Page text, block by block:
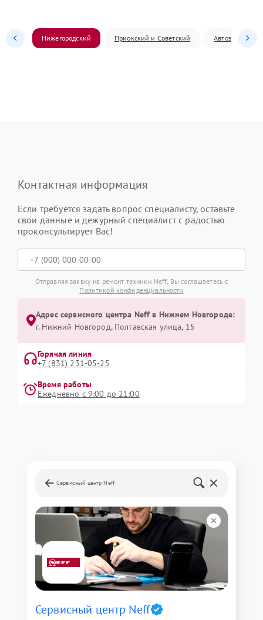
Нижегородский Приокский и Советский Автозаводский
Контактная информация
Если требуется задать вопрос специалисту, оставьте
свои данные и дежурный специалист с радостью
проконсультирует Вас!
Отправляя заявку на ремонт техники Neff, Вы соглашаетесь с
Политикой конфиденциальности
Адрес сервисного центра Neff в Нижнем Новгороде:
г. Нижний Новгород, Полтавская улица, 15
Горячая линия
+7 (831) 231-05-25
Время работы
Ежедневно с 9:00 до 21:00
Сервисный центр Neff
Сервисный центр Neff